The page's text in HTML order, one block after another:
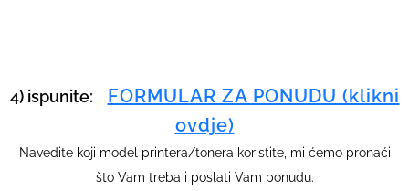
4) ispunite:
FORMULAR ZA PONUDU (klikni
ovdje)
Navedite koji model printera/tonera koristite, mi ćemo pronaći
što Vam treba i poslati Vam ponudu.